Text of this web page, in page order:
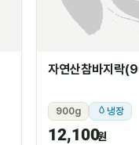
자연산참바지락
900g 냉장
12,100원